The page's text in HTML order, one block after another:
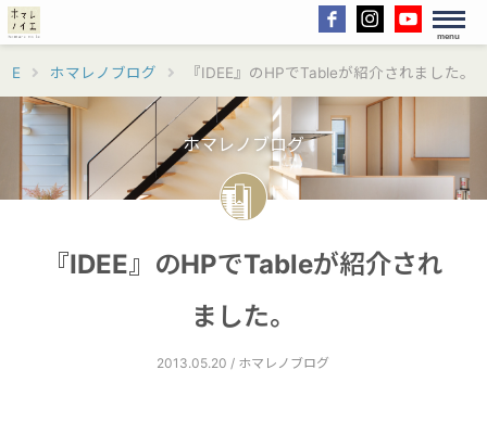
menu
ホマレノブログ 『IDEE』のHPでTableが紹介されました。
ホマレノブログ
『IDEE』のHPでTableが紹介され
ました。
2013.05.20 / ホマレノブログ